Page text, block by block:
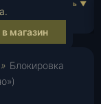
магазин
» Блокировка